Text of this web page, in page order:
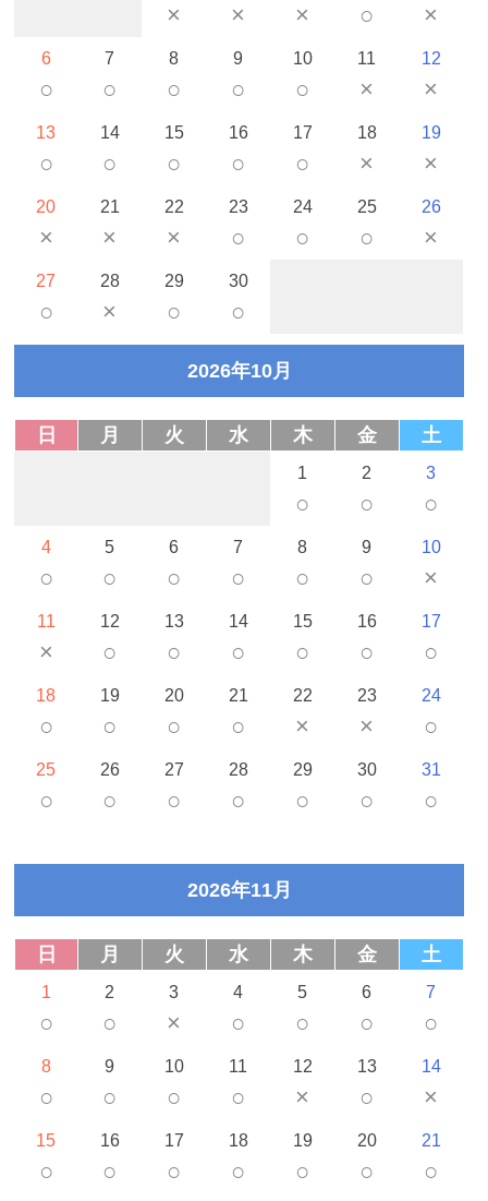
× × × ○ ×
6
○
7
○
8
○
9
○
10
○
11
×
12
×
13
○
14
○
15
○
16
○
17
○
18
×
19
×
20
×
21
×
22
×
23
○
24
○
25
○
26
×
27
○
28
×
29
○
30
○
2026年10月
日 月 火 水 木 金 土
1
○
2
○
3
○
4
○
5
○
6
○
7
○
8
○
9
○
10
×
11
×
12
○
13
○
14
○
15
○
16
○
17
○
18
○
19
○
20
○
21
○
22
×
23
×
24
○
25
○
26
○
27
○
28
○
29
○
30
○
31
○
2026年11月
日 月 火 水 木 金 土
1
○
2
○
3
×
4
○
5
○
6
○
7
○
8
○
9
○
10
○
11
○
12
×
13
○
14
×
15
○
16
○
17
○
18
○
19
○
20
○
21
○